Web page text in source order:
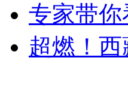
专家带
超燃！